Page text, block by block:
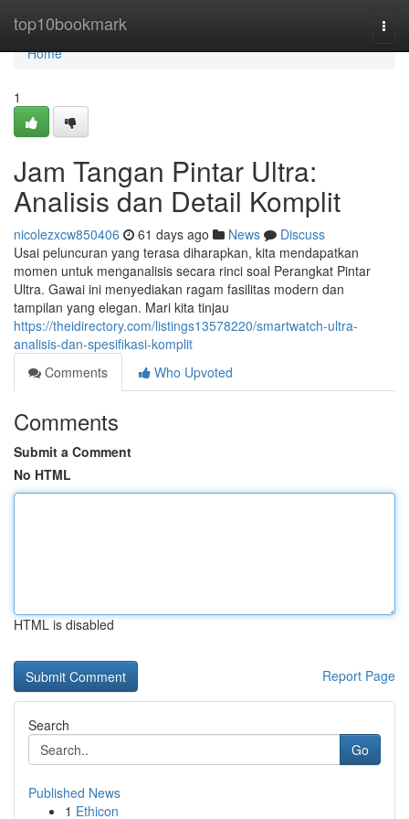
top10bookmark
Home
Home
1
Jam Tangan Pintar Ultra:
Analisis dan Detail Komplit
nicolezxcw850406 61 days ago News
Discuss
Usai peluncuran yang terasa diharapkan, kita mendapatkan
momen untuk menganalisis secara rinci soal Perangkat Pintar
Ultra. Gawai ini menyediakan ragam fasilitas modern dan
tampilan yang elegan. Mari kita tinjau
https://theidirectory.com/listings13578220/smartwatch-ultra-
analisis-dan-spesifikasi-komplit
Comments
Who Upvoted
Comments
Submit a Comment
No HTML
HTML is disabled
Report Page
Search
Go
Published News
1 Ethicon